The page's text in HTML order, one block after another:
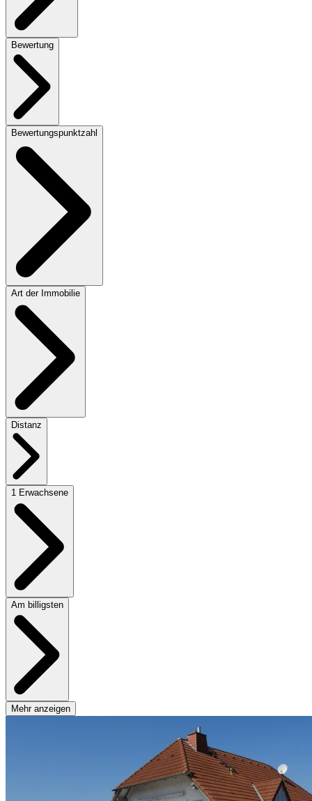
Bewertung
Bewertungspunktzahl
Art der Immobilie
Distanz
1 Erwachsene
Am billigsten
Mehr anzeigen